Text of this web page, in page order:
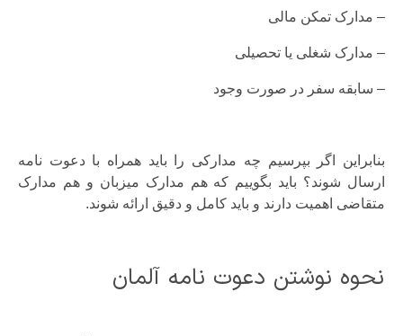
– مدارک تمکن مالی
– مدارک شغلی یا تحصیلی
– سابقه سفر در صورت وجود
بنابراین اگر بپرسیم چه مدارکی را باید همراه با دعوت نامه
ارسال شوند؟ باید بگوییم که هم مدارک میزبان و هم مدارک
متقاضی اهمیت دارند و باید کامل و دقیق ارائه شوند.
نحوه نوشتن دعوت نامه آلمان